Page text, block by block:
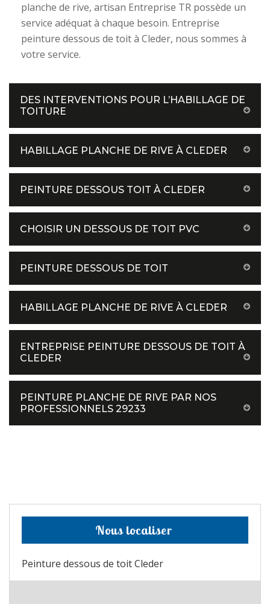
planche de rive, artisan Entreprise TR possède un
service adéquat à chaque besoin. Entreprise
peinture dessous de toit à Cleder, nous sommes à
votre service.
DES INTERVENTIONS POUR L’HABILLAGE DE
TOITURE
HABILLAGE PLANCHE DE RIVE À CLEDER
PEINTURE DESSOUS TOIT À CLEDER
CHOISIR UN DESSOUS DE TOIT PVC
PEINTURE DESSOUS DE TOIT
HABILLAGE PLANCHE DE RIVE À CLEDER
ENTREPRISE PEINTURE DESSOUS DE TOIT À
CLEDER
PEINTURE PLANCHE DE RIVE PAR NOS
PROFESSIONNELS 29233
Nous localiser
Peinture dessous de toit Cleder